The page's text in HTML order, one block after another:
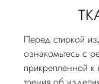
Перед стиркой
ознакомьтесь с
прикрепленной